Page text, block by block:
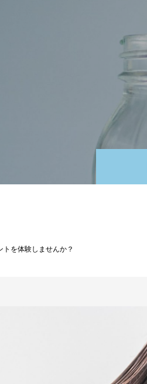
を体験しませんか？